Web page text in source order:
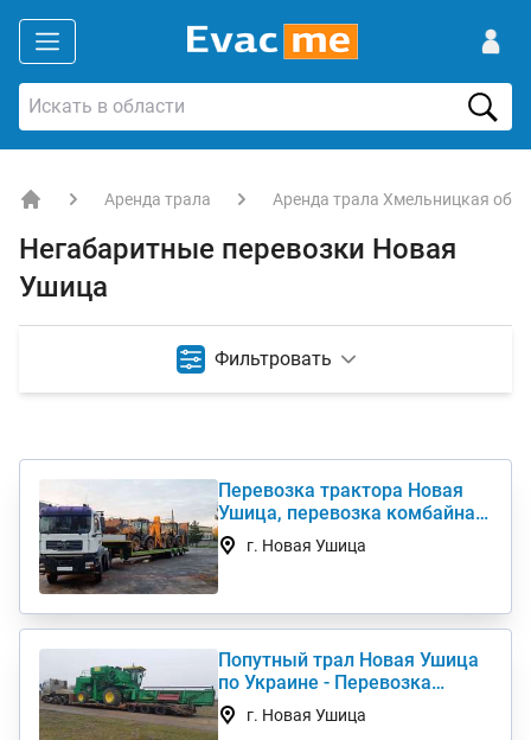
Аренда трала Аренда трала Хмельницкая
Негабаритные перевозки Новая
Ушица
Фильтровать
Перевозка трактора Новая
Ушица, перевозка комбайна,
перевезти негабарит
г. Новая Ушица
Попутный трал Новая Ушица
по Украине - Перевозка
негабаритных грузов
г. Новая Ушица